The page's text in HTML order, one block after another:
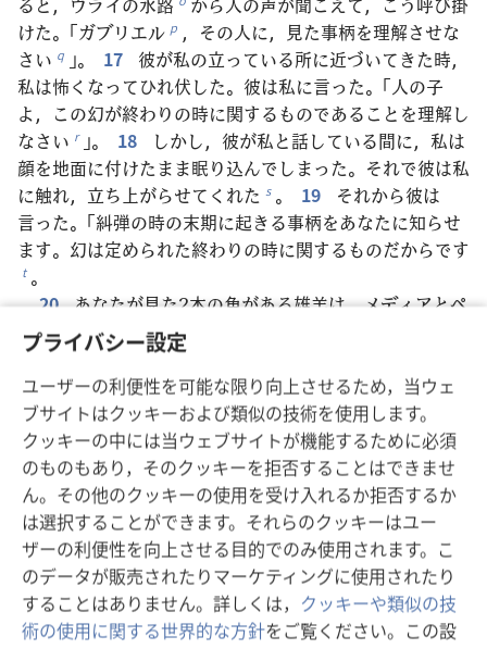
プライバシー設定
ユーザーの利便性を可能な限り向上させるため，当ウェ
ブサイトはクッキーおよび類似の技術を使用します。
クッキーの中には当ウェブサイトが機能するために必須
のものもあり，そのクッキーを拒否することはできませ
ん。その他のクッキーの使用を受け入れるか拒否するか
は選択することができます。それらのクッキーはユー
ザーの利便性を向上させる目的でのみ使用されます。こ
のデータが販売されたりマーケティングに使用されたり
することはありません。詳しくは， クッキーや類似の技
術の使用に関する世界的な方針をご覧ください。この設
けた。「ガブリエル p ，その人に，見た事柄を理解させな
さい q 」。 17
彼が私の立っている所に近づいてきた時，
私は怖くなってひれ伏した。彼は私に言った。「人の子
よ，この幻が終わりの時に関するものであることを理解し
なさい r 」。 18
しかし，彼が私と話している間に，私は
顔を地面に付けたまま眠り込んでしまった。それで彼は私
に触れ，立ち上がらせてくれた s 。 19
それから彼は
言った。「糾弾の時の末期に起きる事柄をあなたに知らせ
ます。幻は定められた終わりの時に関するものだからです
t 。
20あなたが見た2本の角がある雄羊は，メディアとペ
ルシャの王を表しています
シャの王を表していて
の王を表しています w 。 22その角が折れて，代わりに
4本の角が生えてきましたから x ，彼の国から4つの王国
が生じる *ことになります。しかし，彼ほどの力はありま
せん。
23彼らの王国の末期，違反を犯す者たちの行いが極
限に達する時，曖昧な言い回しを理解する*，どう猛な顔
つきの王が権力を持つようになり *ます。 24その王の
力は強大になりますが，自らの力でそうなるのではありま
せん。彼は甚だしい破滅 *をもたらし，行うこと全てにお
いて成功を収めます。力の強い者たちや聖なる民を破滅に